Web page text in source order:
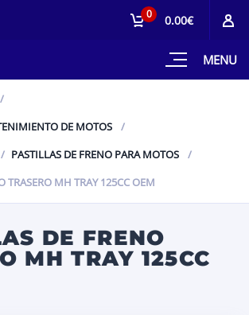
MENU
0 0.00€
DE MOTOS
PASTILLAS DE FRENO PARA MOTOS
TRASERO MH TRAY 125CC OEM
DE FRENO
MH TRAY 125CC